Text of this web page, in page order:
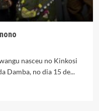
nasceu no Kinkosi
Damba, no dia 15 de...